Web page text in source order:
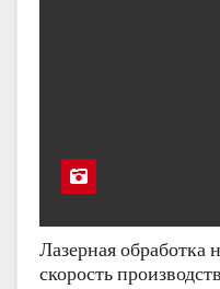
Лазерная обработка
скорость